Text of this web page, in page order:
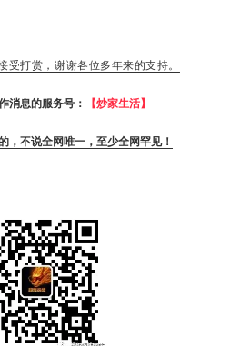
受打赏，谢谢各位多年来的支持。
消息的服务号： 【炒家生活】
，不说全网唯一，至少全网罕见！